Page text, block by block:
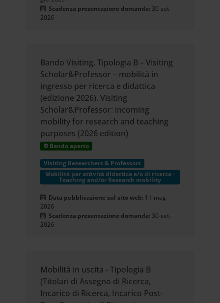
Scadenza presentazione domanda: 30-set-
2026
Bando Visiting, Tipologia B – Visiting
Scholar&Professor – mobilità in
ingresso per ricerca e didattica
(edizione 2026). Visiting
Scholar&Professor: incoming
mobility for research and teaching
purposes (2026 edition)
Bando aperto
Visiting Researchers & Professors
Mobilità per attività didattica e/o di ricerca -
Teaching and/or Research mobility
Data pubblicazione sul sito web: 11-mag-
2026
Scadenza presentazione domanda: 30-set-
2026
Mobilità in uscita - Tipologia B
(Titolari di Assegno di Ricerca,
Incarico di Ricerca, Incarico Post-